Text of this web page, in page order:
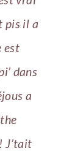
pis il a
est
dans
a
J’tait